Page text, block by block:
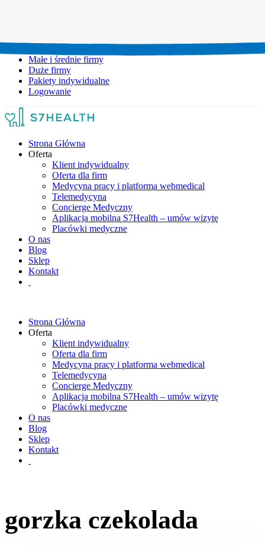
Małe i średnie firmy
Duże firmy
Pakiety indywidualne
Logowanie
Strona Główna
Oferta
Klient indywidualny
Oferta dla firm
Medycyna pracy i platforma webmedical
Telemedycyna
Concierge Medyczny
Aplikacja mobilna S7Health – umów wizytę
Placówki medyczne
O nas
Blog
Sklep
Kontakt
Strona Główna
Oferta
Klient indywidualny
Oferta dla firm
Medycyna pracy i platforma webmedical
Telemedycyna
Concierge Medyczny
Aplikacja mobilna S7Health – umów wizytę
Placówki medyczne
O nas
Blog
Sklep
Kontakt
gorzka czekolada